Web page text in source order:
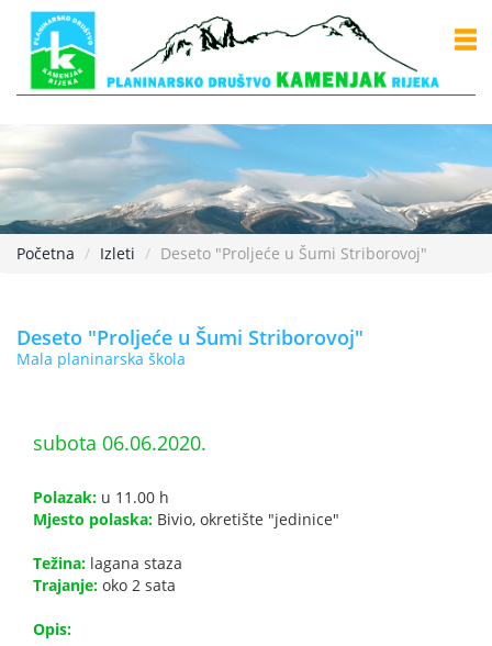
Početna Izleti Deseto "Proljeće u Šumi Striborovoj"
Deseto "Proljeće u Šumi Striborovoj"
Mala planinarska škola
subota 06.06.2020.
Polazak: u 11.00 h
Mjesto polaska: Bivio, okretište "jedinice"
Težina: lagana staza
Trajanje: oko 2 sata
Opis: